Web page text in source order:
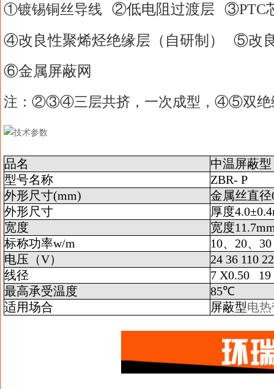
①镀锡铜丝导线 ②低电阻过渡层 ③PTC
④改良性聚烯烃绝缘层（自研制） ⑤改
⑥金属屏蔽网
注：②③④三层共挤，一次成型，④⑤双绝
品名
中温屏蔽型
型号名称
ZBR- P
外形尺寸(mm)
金属丝直径
外形尺寸
厚度
宽度
宽度
标称功率w/m
10、20、30
电压（V）
24 36 110
线径
7 X0.50
最高承受温度
85℃
适用场合
屏蔽型电